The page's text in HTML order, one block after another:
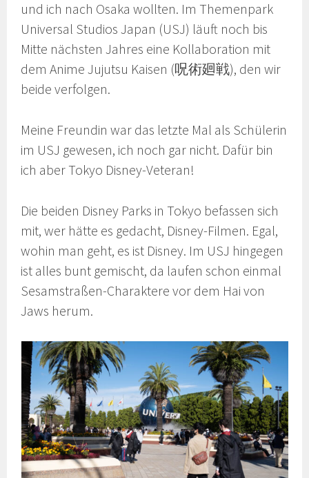
und ich nach Osaka wollten. Im Themenpark
Universal Studios Japan (USJ) läuft noch bis
Mitte nächsten Jahres eine Kollaboration mit
dem Anime Jujutsu Kaisen (呪術廻戦), den wir
beide verfolgen.
Meine Freundin war das letzte Mal als Schülerin
im USJ gewesen, ich noch gar nicht. Dafür bin
ich aber Tokyo Disney-Veteran!
Die beiden Disney Parks in Tokyo befassen sich
mit, wer hätte es gedacht, Disney-Filmen. Egal,
wohin man geht, es ist Disney. Im USJ hingegen
ist alles bunt gemischt, da laufen schon einmal
Sesamstraßen-Charaktere vor dem Hai von
Jaws herum.